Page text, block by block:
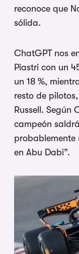
reconoce que
sólida.
ChatGPT nos
Piastri con un
un 18 %,
resto de
Russell. Según
campeón
probablemente
en Abu Dabi”.